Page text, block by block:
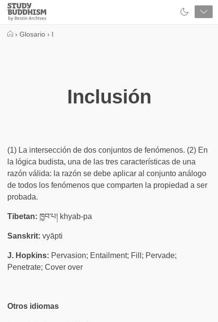
Close
Study
Buddhism
› Glosario › I
Inclusión
(1) La intersección de dos conjuntos de fenómenos. (2) En
la lógica budista, una de las tres características de una
razón válida: la razón se debe aplicar al conjunto análogo
de todos los fenómenos que comparten la propiedad a ser
probada.
Tibetan: ཁྱབ་པ། khyab-pa
Sanskrit: vyāpti
J. Hopkins: Pervasion; Entailment; Fill; Pervade;
Penetrate; Cover over
Otros idiomas